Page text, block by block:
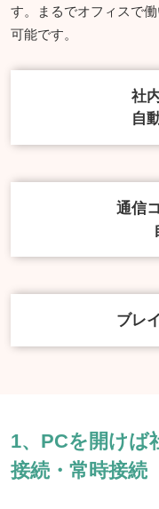
す。まるでオフィスで
可能です。
社
自
通信
ブレ
1、PCを開けば
接続・常時接続